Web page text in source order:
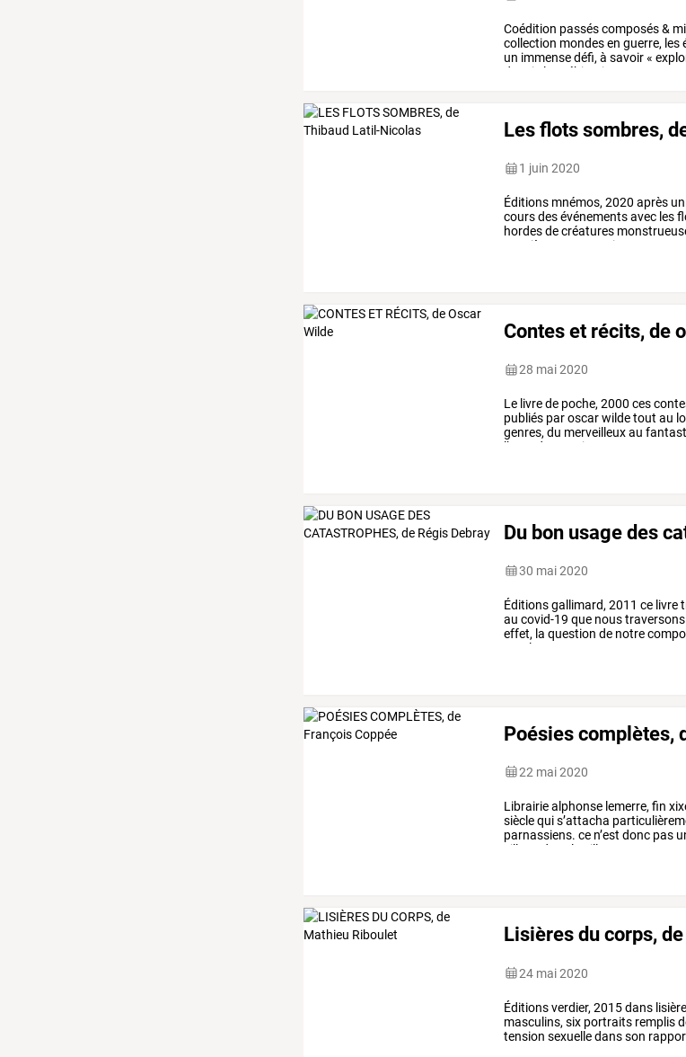
Coédition passéscomposés&
collection mondesen guerre, les
un immensedéfi,à savoir«
depuis
la préhistoire
Les flots sombres,
1 juin 2020
Éditions mnémos,2020 après un
coursdesévénementsavec les
hordesdecréatures
neuvième
compagnie
Contes et récits, de
28 mai 2020
Le livrede poche, 2000 ces
publiés paroscarwildetout au
genres, du merveilleuxau
l’anecdote.
point
Du bon usage des
30 mai 2020
Éditionsgallimard, 2011 ce livre
au covid-19 que noustraversons
effet, la question de notre
ampleur
Poésies complètes,
22 mai 2020
Librairiealphonse lemerre, fin
sièclequis’attacha
parnassiens. ce n’est donc pas
sillage
des plus illustres
Lisières du corps,
24 mai 2020
Éditionsverdier, 2015dans
masculins, six portraits remplis
tension sexuelledansson